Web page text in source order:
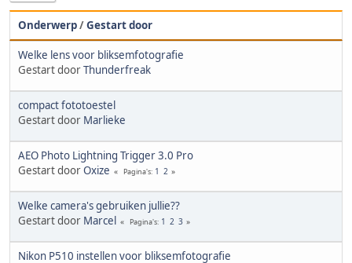
Onderwerp/Gestart door
Welke lens voor bliksemfotografie
Gestart doorThunderfreak
compact fototoestel
Gestart door Marlieke
AEO Photo Lightning Trigger 3.0 Pro
Gestart doorOxize Pagina's 1 2
Welke camera's gebruiken jullie??
Gestart door Marcel Pagina's 1 2 3
Nikon P510 instellen voor bliksemfotografie